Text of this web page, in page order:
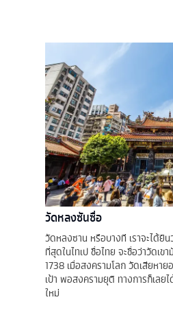
วัดหลงซันซื่อ
วัดหลงซาน หรือบางที เราจะได้ยิ
ที่สุดในไทเป ชื่อไทย จะชื่อว่าวัดเ
1738 เมื่อสงครามโลก วัดเสียหา
เป้า พอสงครามยุติ ทางการก็เล
ใหม่